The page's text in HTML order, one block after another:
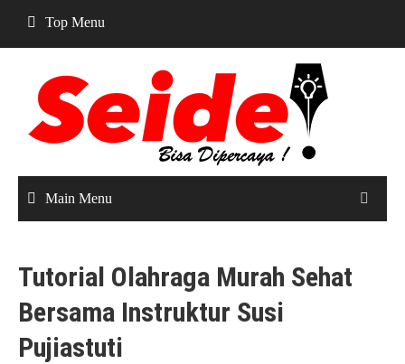
content
Top Menu
Main Menu
Tutorial Olahraga Murah Sehat
Bersama Instruktur Susi
Pujiastuti